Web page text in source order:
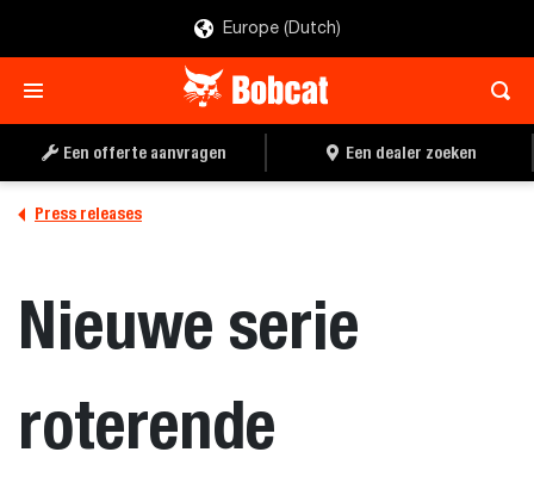
Europe (Dutch)
Een offerte aanvragen Een dealer zoeken
Press releases
Nieuwe serie
roterende